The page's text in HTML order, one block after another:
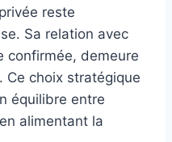
reste
Sa relation avec
confirmée, demeure
Ce choix stratégique
équilibre entre
alimentant la